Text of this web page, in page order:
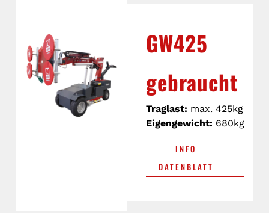
GW425
gebraucht
Traglast: max. 425kg
Eigengewicht: 680kg
INFO
DATENBLATT